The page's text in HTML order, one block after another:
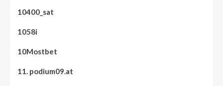
10400_sat
1058i
10Mostbet
11. podium09.at